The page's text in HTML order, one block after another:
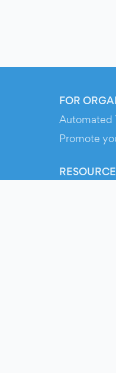
FOR
Automated
Promote